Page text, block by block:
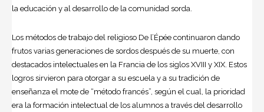
la educación y al desarrollo de la comunidad sorda.
Los métodos de trabajo del religioso De l’Épée continuaron dando
frutos varias generaciones de sordos después de su muerte, con
destacados intelectuales en la Francia de los siglos XVIII y XIX. Estos
logros sirvieron para otorgar a su escuela y a su tradición de
enseñanza el mote de “método francés”, según el cual, la prioridad
era la formación intelectual de los alumnos a través del desarrollo